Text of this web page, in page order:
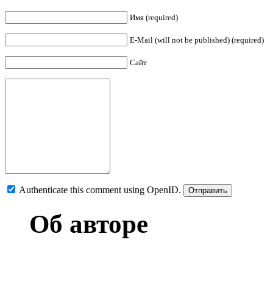
Имя (required)
E-Mail (will not be published) (required)
Сайт
Authenticate this comment using OpenID.
Об авторе